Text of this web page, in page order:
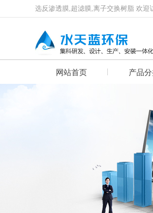
选反渗透膜,超滤膜,离子交换树脂 欢迎
网站首页 产品